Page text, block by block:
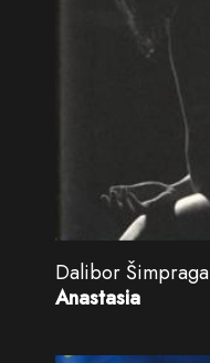
Dalibor Šimpraga
Anastasia